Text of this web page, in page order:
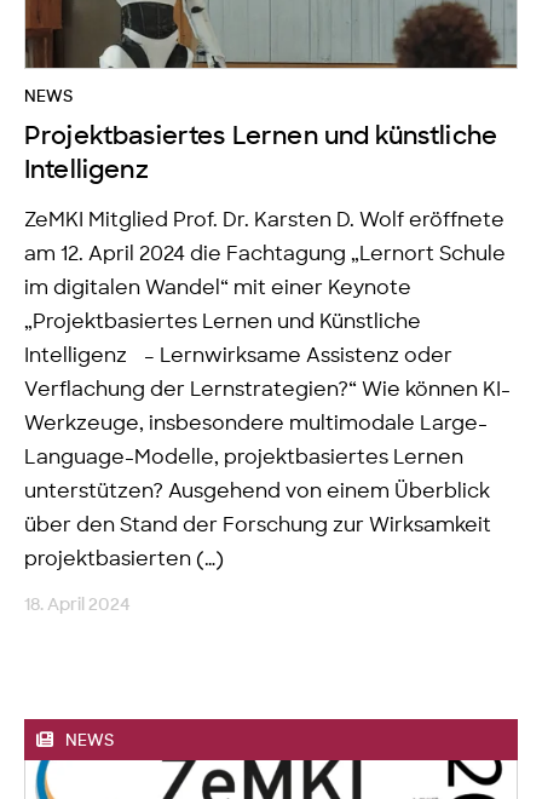
NEWS
Projektbasiertes Lernen und künstliche
Intelligenz
ZeMKI Mitglied Prof. Dr. Karsten D. Wolf eröffnete
am 12. April 2024 die Fachtagung „Lernort Schule
im digitalen Wandel“ mit einer Keynote
„Projektbasiertes Lernen und Künstliche
Intelligenz – Lernwirksame Assistenz oder
Verflachung der Lernstrategien?“ Wie können KI-
Werkzeuge, insbesondere multimodale Large-
Language-Modelle, projektbasiertes Lernen
unterstützen? Ausgehend von einem Überblick
über den Stand der Forschung zur Wirksamkeit
projektbasierten (…)
18. April 2024
NEWS